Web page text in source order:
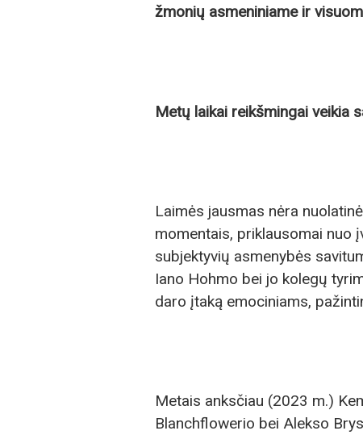
žmonių asmeniniame ir
Metų laikai reikšmingai veikia
Laimės jausmas nėra
momentais, priklausomai nuo
subjektyvių asmenybės
Iano Hohmo bei jo kolegų
daro įtaką emociniams,
Metais anksčiau (2023 m.)
Blanchflowerio bei Alekso